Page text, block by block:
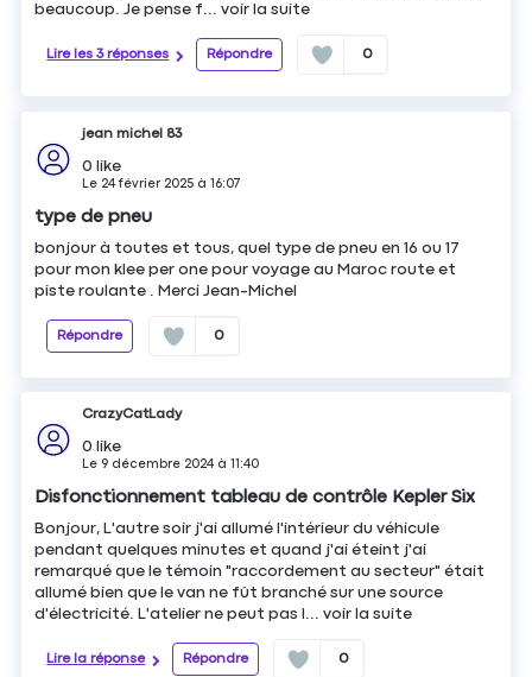
beaucoup. Je pense f...voir la suite
Lire les 3 réponses Répondre 0
jean michel 83
0 like
Le 24 février 2025 à16:07
type de pneu
bonjour à toutes et tous, quel type de pneu en 16 ou 17
pour mon klee per one pour voyage au Maroc route et
piste roulante . Merci Jean-Michel
Répondre 0
CrazyCatLady
0 like
Le 9 décembre 2024à11:40
Disfonctionnement tableau de contrôle Kepler Six
Bonjour, L'autre soir j'ai allumé l'intérieur du véhicule
pendant quelques minutes et quand j'ai éteint j'ai
remarqué que le témoin "raccordement au secteur" était
allumé bien que le van ne fût branché sur une source
d'électricité. L'atelier ne peut pas l...voir la suite
Lire la réponse Répondre 0